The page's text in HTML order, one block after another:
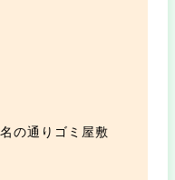
の通りゴミ屋敷